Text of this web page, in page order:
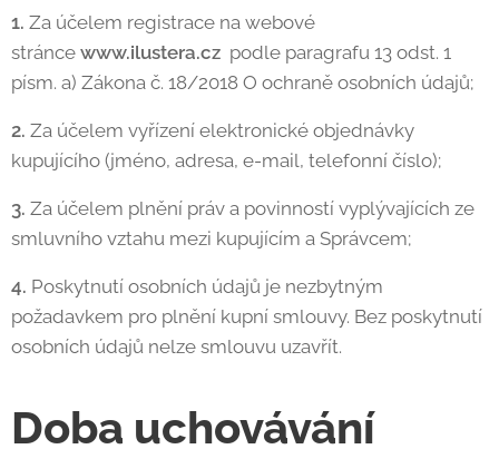
1. Za účelem registrace na webové
stránce www.ilustera.cz podle paragrafu 13 odst. 1
písm. a) Zákona č. 18/2018 O ochraně osobních údajů;
2. Za účelem vyřízení elektronické objednávky
kupujícího (jméno, adresa, e-mail, telefonní číslo);
3. Za účelem plnění práv a povinností vyplývajících ze
smluvního vztahu mezi kupujícím a Správcem;
4. Poskytnutí osobních údajů je nezbytným
požadavkem pro plnění kupní smlouvy. Bez poskytnutí
osobních údajů nelze smlouvu uzavřít.
Doba uchovávání